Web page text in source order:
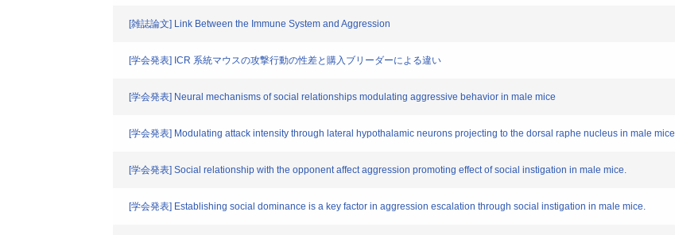
[雑誌論文] Link Between the Immune System and Aggression
[学会発表] ICR 系統マウスの攻撃行動の性差と購入ブリーダーによる違い
[学会発表] Neural mechanisms of social relationships modulating aggressive behavior in male mice
[学会発表] Modulating attack intensity through lateral hypothalamic neurons projecting to the dorsal raphe nucleus in male mice
[学会発表] Social relationship with the opponent affect aggression promoting effect of social instigation in male mice.
[学会発表] Establishing social dominance is a key factor in aggression escalation through social instigation in male mice.